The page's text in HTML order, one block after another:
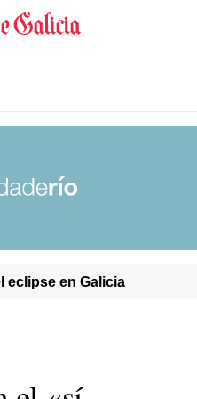
eclipse en Galicia